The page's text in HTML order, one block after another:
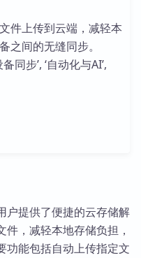
件上传到云端，减轻本
之间的无缝同步。
同步’, ‘自动化与AI’,
提供了便捷的云存储解
，减轻本地存储负担，
功能包括自动上传指定文